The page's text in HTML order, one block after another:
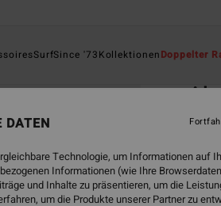
SurfSince '73KollektionenDoppelter
ECO-
DATEN
Technologie, um Informationen auf
Informationen (wie Ihre
und Inhalte zu präsentieren, um die
um die Produkte unserer Partner zu